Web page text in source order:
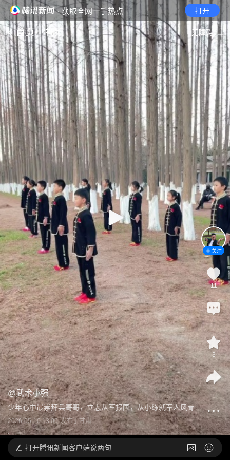
· 获取全网一手热点 打开
首页 视频 无障碍
@武术小强
少年心中最崇拜兵哥哥，立志从军报国，从小练就军人风骨
2026-05-10 13:00 发布于甘肃
关注
11
1
3
1
打开腾讯新闻客户端说两句